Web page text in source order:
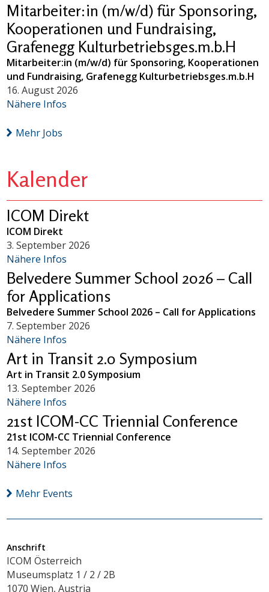
Mitarbeiter:in (m/w/d) für Sponsoring,
Kooperationen und Fundraising,
Grafenegg Kulturbetriebsges.m.b.H
Mitarbeiter:in (m/w/d) für Sponsoring, Kooperationen
und Fundraising, Grafenegg Kulturbetriebsges.m.b.H
16. August 2026
Nähere Infos
Mehr Jobs
Kalender
ICOM Direkt
ICOM Direkt
3. September 2026
Nähere Infos
Belvedere Summer School 2026 – Call
for Applications
Belvedere Summer School 2026 – Call for Applications
7. September 2026
Nähere Infos
Art in Transit 2.0 Symposium
Art in Transit 2.0 Symposium
13. September 2026
Nähere Infos
21st ICOM-CC Triennial Conference
21st ICOM-CC Triennial Conference
14. September 2026
Nähere Infos
Mehr Events
Anschrift
ICOM Österreich
Museumsplatz 1 / 2 / 2B
1070 Wien, Austria